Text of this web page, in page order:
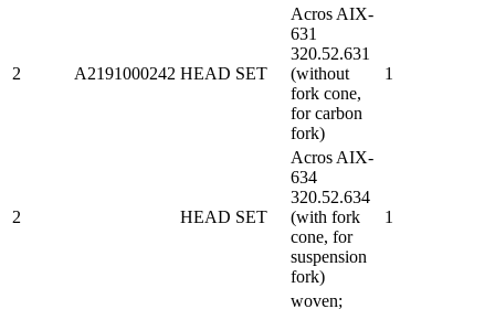
2 A2191000242 HEAD SET
Acros AIX-
631
320.52.631
(without
fork cone,
for carbon
fork)
1
2 HEAD SET
Acros AIX-
634
320.52.634
(with fork
cone, for
suspension
fork)
1
woven;